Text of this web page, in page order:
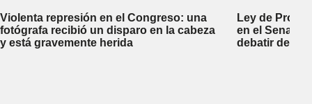
Violenta represión en el Congreso: una
fotógrafa recibió un disparo en la cabeza
y está gravemente herida
Ley de
en el Senado
debatir